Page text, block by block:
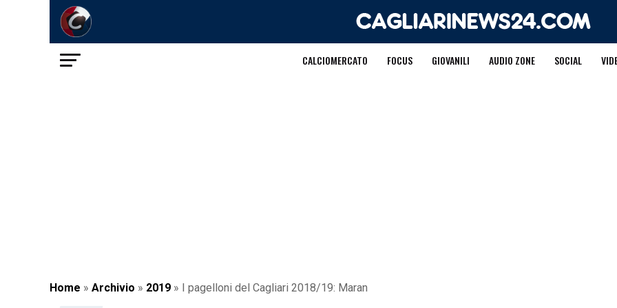
CALCIOMERCATO FOCUS GIOVANILI AUDIO ZONE SOCIAL
Home » Archivio » 2019 » I pagelloni del Cagliari 2018/19: Maran